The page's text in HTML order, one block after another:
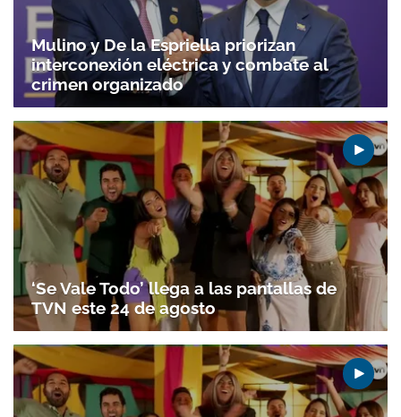
Gracias por suscribirte a nuestro boletín.
ACEPTAR
Mulino y De la Espriella priorizan
interconexión eléctrica y combate al
crimen organizado
‘Se Vale Todo’ llega a las pantallas de
TVN este 24 de agosto